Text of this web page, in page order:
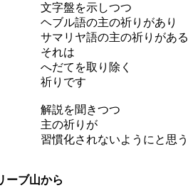
盤を示しつつ
ル語の主の祈りがあり
リヤ語の主の祈りがある
れは
てを取り除く
りです
説を聞きつつ
の祈りが
化されないようにと思う
ーブ山から